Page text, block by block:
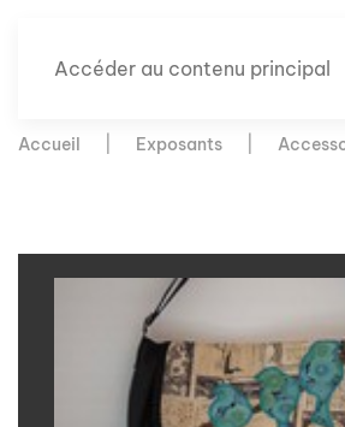
Accéder au contenu principal
Accueil Exposants